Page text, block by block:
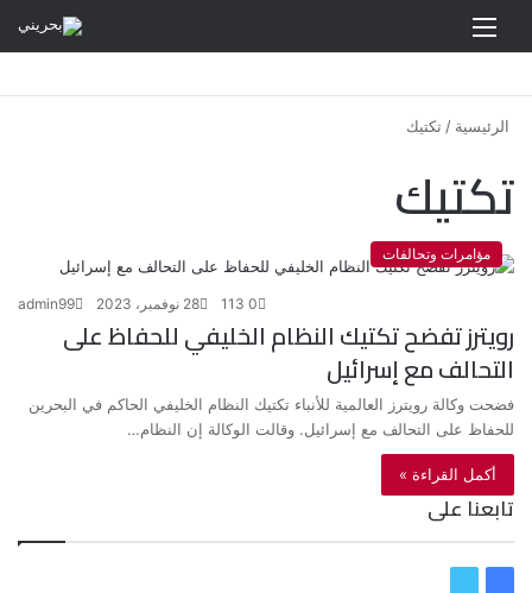
الرئيسية / تكتيك
تكتيك
مؤامرات وتحالفات
admin99 28 نوفمبر، 2023 0
رويترز تفضح تكتيك النظام الخليفي للحفاظ على
التحالف مع إسرائيل
فضحت وكالة رويترز العالمية للأنباء تكتيك النظام الخليفي الحاكم في البحرين
للحفاظ على التحالف مع إسرائيل. وقالت الوكالة إن النظام…
أكمل القراءة »
تابعنا على